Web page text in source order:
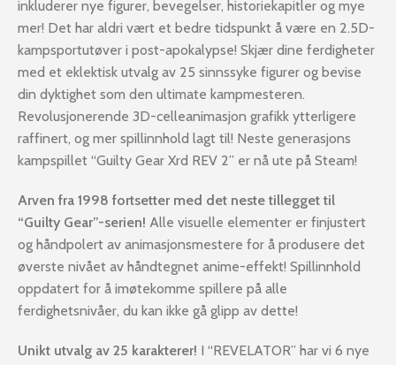
inkluderer nye figurer, bevegelser, historiekapitler og mye
mer! Det har aldri vært et bedre tidspunkt å være en 2.5D-
kampsportutøver i post-apokalypse! Skjær dine ferdigheter
med et eklektisk utvalg av 25 sinnssyke figurer og bevise
din dyktighet som den ultimate kampmesteren.
Revolusjonerende 3D-celleanimasjon grafikk ytterligere
raffinert, og mer spillinnhold lagt til! Neste generasjons
kampspillet “Guilty Gear Xrd REV 2” er nå ute på Steam!
Arven fra 1998 fortsetter med det neste tillegget til
“Guilty Gear”-serien! Alle visuelle elementer er finjustert
og håndpolert av animasjonsmestere for å produsere det
øverste nivået av håndtegnet anime-effekt! Spillinnhold
oppdatert for å imøtekomme spillere på alle
ferdighetsnivåer, du kan ikke gå glipp av dette!
Unikt utvalg av 25 karakterer! I “REVELATOR” har vi 6 nye